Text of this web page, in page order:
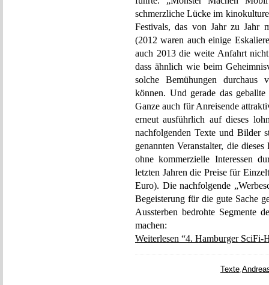
schmerzliche Lücke im
Festivals, das von Jahr zu Jahr
(2012 waren auch einige
auch 2013 die weite Anfahrt
dass ähnlich wie beim
solche Bemühungen durchaus
können. Und gerade das
Ganze auch für Anreisende
erneut ausführlich auf dieses
nachfolgenden Texte und Bilder
genannten Veranstalter, die
ohne kommerzielle Interessen
letzten Jahren die Preise für
Euro). Die nachfolgende
Begeisterung für die gute Sache
Aussterben bedrohte Segmente
machen:
Weiterlesen “4. Hamburger
Texte,